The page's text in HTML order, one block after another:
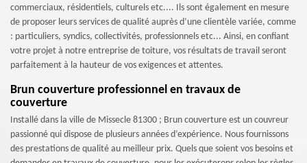
commerciaux, résidentiels, culturels etc.... Ils sont également en mesure
de proposer leurs services de qualité auprès d’une clientèle variée, comme
: particuliers, syndics, collectivités, professionnels etc... Ainsi, en confiant
votre projet à notre entreprise de toiture, vos résultats de travail seront
parfaitement à la hauteur de vos exigences et attentes.
Brun couverture professionnel en travaux de
couverture
Installé dans la ville de Missecle 81300 ; Brun couverture est un couvreur
passionné qui dispose de plusieurs années d’expérience. Nous fournissons
des prestations de qualité au meilleur prix. Quels que soient vos besoins et